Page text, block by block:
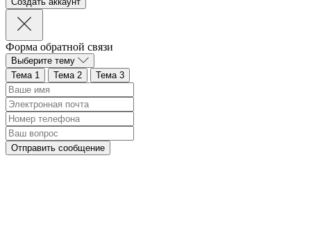
Форма обратной связи
Выберите тему
Тема 1
Тема 2 Тема 3
Отправить сообщение